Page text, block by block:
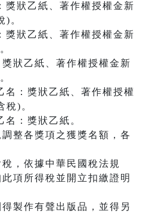
狀乙紙、著作權授權金新
)。
狀乙紙、著作權授權金新
狀乙紙、著作權授權金新
：獎狀乙紙、著作權授權
稅)。
：獎狀乙紙。
調整各獎項之獲獎名額，各
稅，依據中華民國稅法規
項所得稅並開立扣繳證明
得製作有聲出版品，並得另